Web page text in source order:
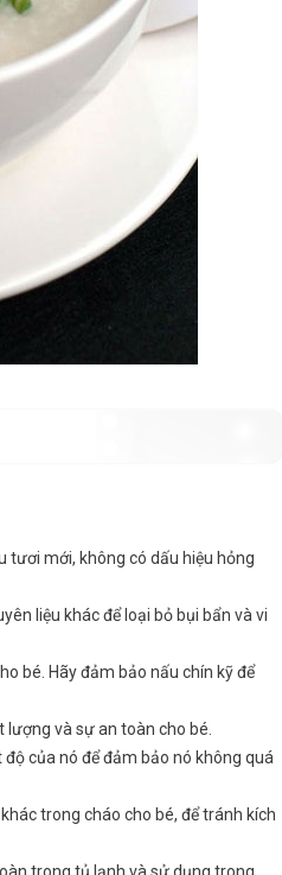
tươi mới, không có dấu hiệu hỏng
liệu khác để loại bỏ bụi bẩn và vi
bé. Hãy đảm bảo nấu chín kỹ để
và sự an toàn cho bé.
của nó để đảm bảo nó không quá
trong cháo cho bé, để tránh kích